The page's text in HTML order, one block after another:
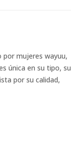
mujeres wayuu,
única en su tipo, su
por su calidad,